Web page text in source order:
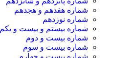
شماره هفدهم و هجدهم
شماره نوزدهم
شماره بیستم و بیست و یکم
شماره بیست و دوم
شماره بیست و سوم
شماره بیست و چهارم